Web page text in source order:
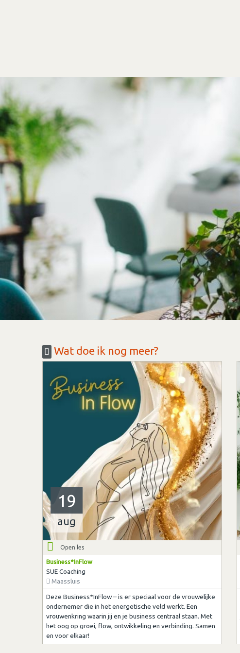
Wat doe ik nog meer?
19
aug
Open les
Business*InFlow
SUE Coaching
Maassluis
Deze Business*InFlow – is er speciaal voor de vrouwelijke
ondernemer die in het energetische veld werkt. Een
vrouwenkring waarin jij en je business centraal staan. Met
het oog op groei, flow, ontwikkeling en verbinding. Samen
en voor elkaar!